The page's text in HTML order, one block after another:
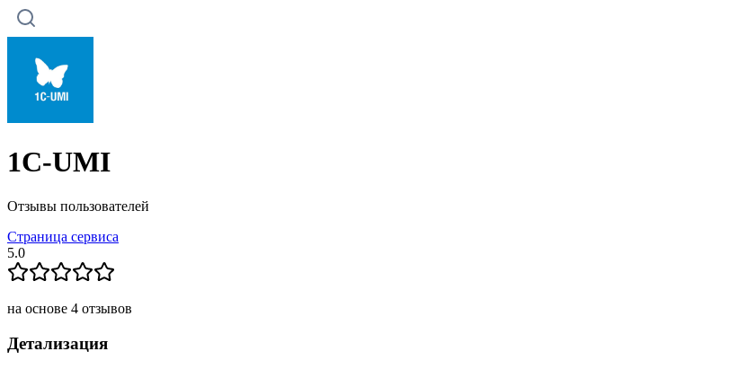
1C-UMI
Отзывы пользователей
Страница сервиса
5.0
на основе 4 отзывов
Детализация